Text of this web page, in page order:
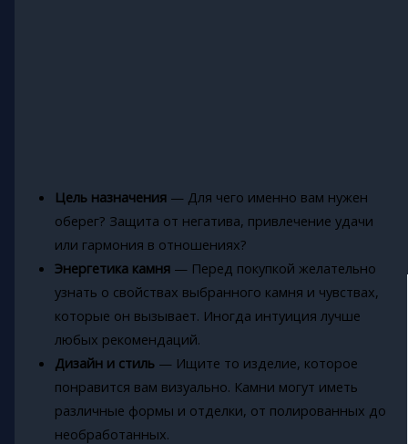
Цель назначения— Для чего именно вам нужен
оберег? Защита от негатива, привлечение удачи
или гармония в отношениях?
Энергетика камня— Перед покупкой желательно
узнать о свойствах выбранного камня и чувствах,
которые он вызывает. Иногда интуиция лучше
любых рекомендаций.
Дизайн и стиль— Ищите то изделие, которое
понравится вам визуально. Камни могут иметь
различные формы и отделки, от полированных до
необработанных.